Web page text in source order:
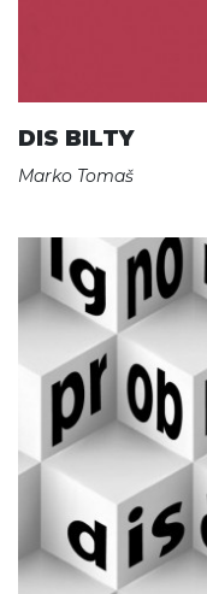
DIS BILTY
Marko Tomaš